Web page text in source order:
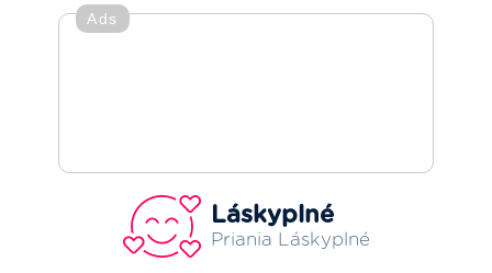
Ads
Láskyplné
Priania Láskyplné